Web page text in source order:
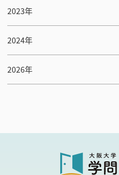
2023年
2024年
2026年